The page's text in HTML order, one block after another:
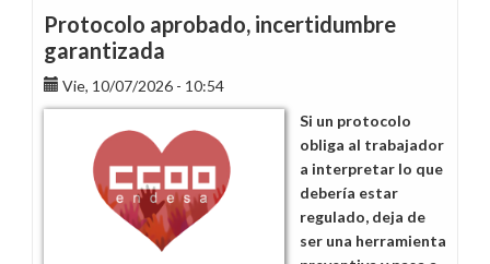
más
preguntas
que
respuestas
Protocolo aprobado, incertidumbre
garantizada
Vie, 10/07/2026 - 10:54
Si un protocolo
obliga al trabajador
a interpretar lo que
debería estar
regulado, deja de
ser una herramienta